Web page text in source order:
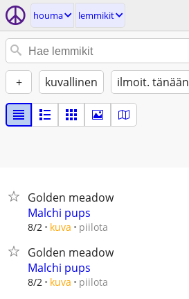
houma lemmikit
+ kuvallinen ilmoit. tänään
Golden meadow
Malchi pups
8/2 kuva piilota
Golden meadow
Malchi pups
8/2 kuva piilota